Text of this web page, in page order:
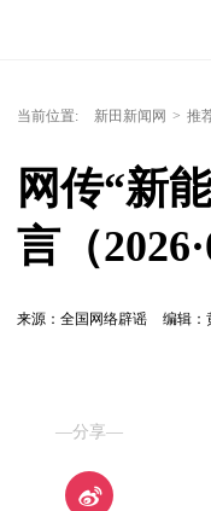
当前位置: 新田新闻网 > 推
网传“新
言（
来源：全国网络辟谣 编辑：
—分享—